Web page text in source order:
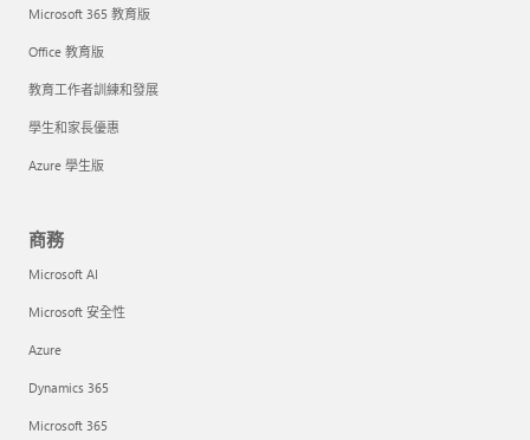
Microsoft 365 教育版
Office 教育版
教育工作者訓練和發展
學生和家長優惠
Azure 學生版
商務
Microsoft AI
Microsoft 安全性
Azure
Dynamics 365
Microsoft 365